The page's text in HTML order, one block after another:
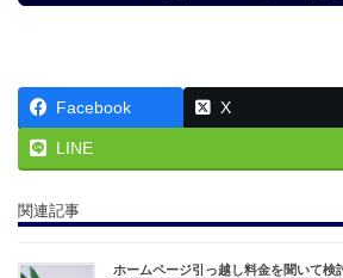
Facebook X
LINE
関連記事
ホームページ引っ越し料金を聞いて検